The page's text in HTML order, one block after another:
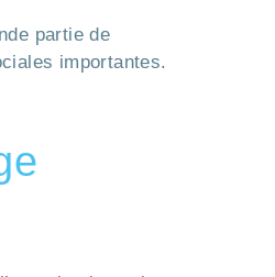
partie de
importantes.